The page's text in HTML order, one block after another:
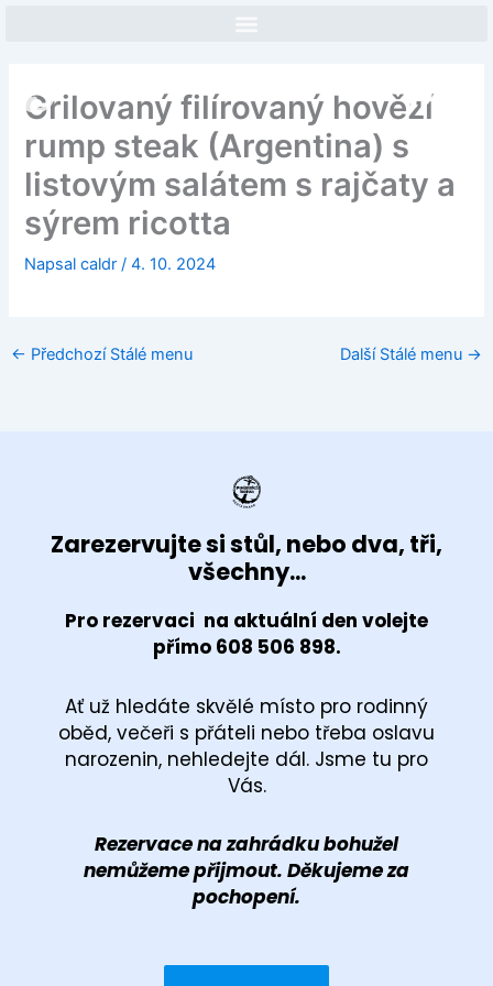
Grilovaný filírovaný hovězí
rump steak (Argentina) s
listovým salátem s rajčaty a
sýrem ricotta
Napsalcaldr/4. 10. 2024
← Předchozí Stálé menu Další Stálé menu →
Zarezervujte si stůl, nebo dva, tři,
všechny...
Pro rezervaci na aktuální den volejte
přímo 608 506 898.
Ať už hledáte skvělé místo pro rodinný
oběd, večeři s přáteli nebo třeba oslavu
narozenin, nehledejte dál. Jsme tu pro
Vás.
Rezervace na zahrádku bohužel
nemůžeme přijmout. Děkujeme za
pochopení.